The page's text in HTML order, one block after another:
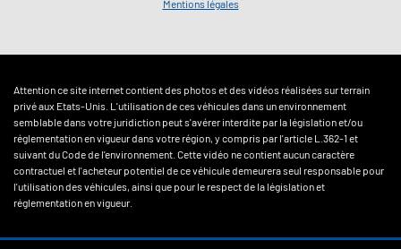
Mentions légales
Attention ce site internet contient des photos et des vidéos réalisées sur terrain
privé aux Etats-Unis. L'utilisation de ces véhicules dans un environnement
semblable dans votre juridiction peut s'avérer interdite par la législation et/ou
réglementation en vigueur dans votre région, y compris par l'article L.362-1 et
suivant du Code de l'environnement. Cette vidéo ne contient aucun caractère
contractuel et l'acheteur potentiel de ce véhicule demeurera seul responsable pour
l'utilisation des véhicules, ainsi que pour le respect de la législation et
réglementation en vigueur.